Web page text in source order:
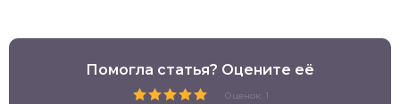
Помогла статья? Оцените её
Оценок: 1